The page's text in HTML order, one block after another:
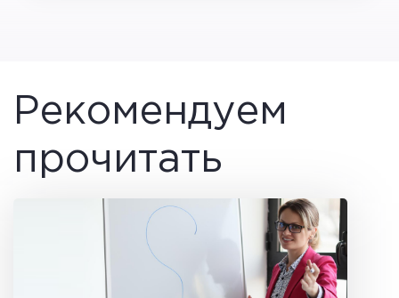
Рекомендуем
прочитать